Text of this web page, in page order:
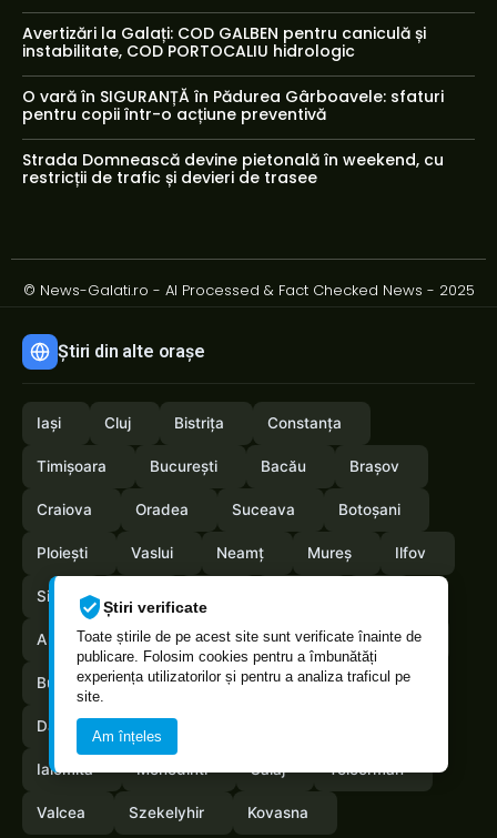
Știri verificate
Toate știrile de pe acest site sunt verificate înainte de
publicare. Folosim cookies pentru a îmbunătăți
experiența utilizatorilor și pentru a analiza traficul pe
site.
Am înțeles
Avertizări la Galați: COD GALBEN pentru caniculă și
instabilitate, COD PORTOCALIU hidrologic
O vară în SIGURANȚĂ în Pădurea Gârboavele: sfaturi
pentru copii într-o acțiune preventivă
Strada Domnească devine pietonală în weekend, cu
restricții de trafic și devieri de trasee
© News-Galati.ro - AI Processed & Fact Checked News - 2025
Știri din alte orașe
Iași Cluj Bistrița Constanța
Timișoara București Bacău Brașov
Craiova Oradea Suceava Botoșani
Ploiești Vaslui Neamț Mureș Ilfov
Sibiu
Arges Maramures Vrancea Satumare
Buzau Braila Calarasi Caras-Severin
Dambovita Giurgiu
Ialomita Mehedinti Salaj Teleorman
Valcea Szekelyhir Kovasna